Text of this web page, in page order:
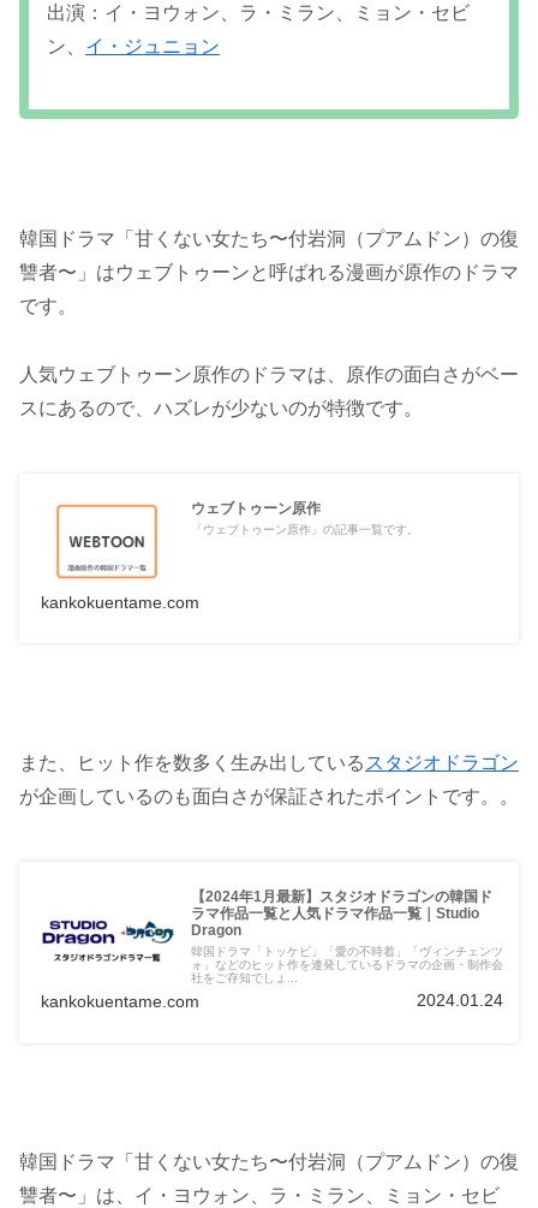
出演：イ・ヨウォン、ラ・ミラン、ミョン・セビ
ン、 イ・ジュニョン
韓国ドラマ「甘くない女たち〜付岩洞（プアムドン）の復
讐者〜」はウェブトゥーンと呼ばれる漫画が原作のドラマ
です。
人気ウェブトゥーン原作のドラマは、原作の面白さがベー
スにあるので、ハズレが少ないのが特徴です。
ウェブトゥーン原作
「ウェブトゥーン原作」の記事一覧です。
kankokuentame.com
また、ヒット作を数多く生み出している スタジオドラゴン
が企画しているのも面白さが保証されたポイントです。。
【2024年1月最新】スタジオドラゴンの韓国ド
ラマ作品一覧と人気ドラマ作品一覧｜Studio
Dragon
韓国ドラマ「トッケビ」「愛の不時着」「ヴィンチェンツ
ォ」などのヒット作を連発しているドラマの企画・制作会
社をご存知でしょ...
kankokuentame.com 2024.01.24
韓国ドラマ「甘くない女たち〜付岩洞（プアムドン）の復
讐者〜」は、イ・ヨウォン、ラ・ミラン、ミョン・セビ